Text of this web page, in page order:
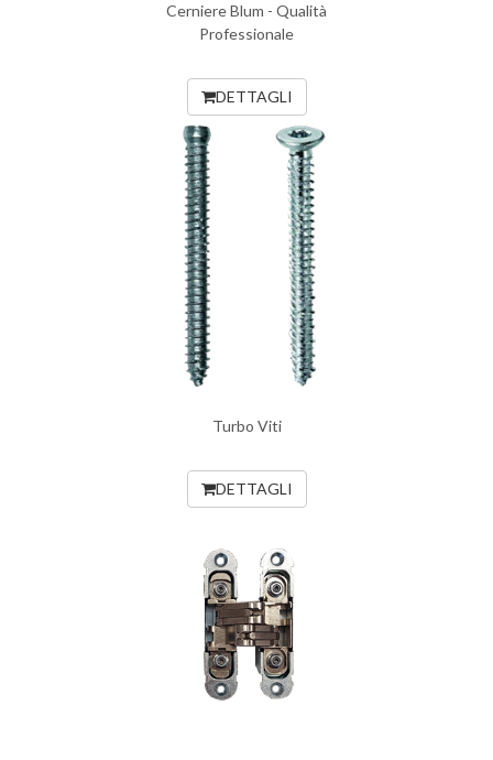
Cerniere Blum - Qualità
Professionale
DETTAGLI
Turbo Viti
DETTAGLI